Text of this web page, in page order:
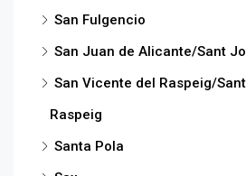
San Fulgencio
San Juan de Alicante/Sant
San Vicente del Raspeig/
Raspeig
Santa Pola